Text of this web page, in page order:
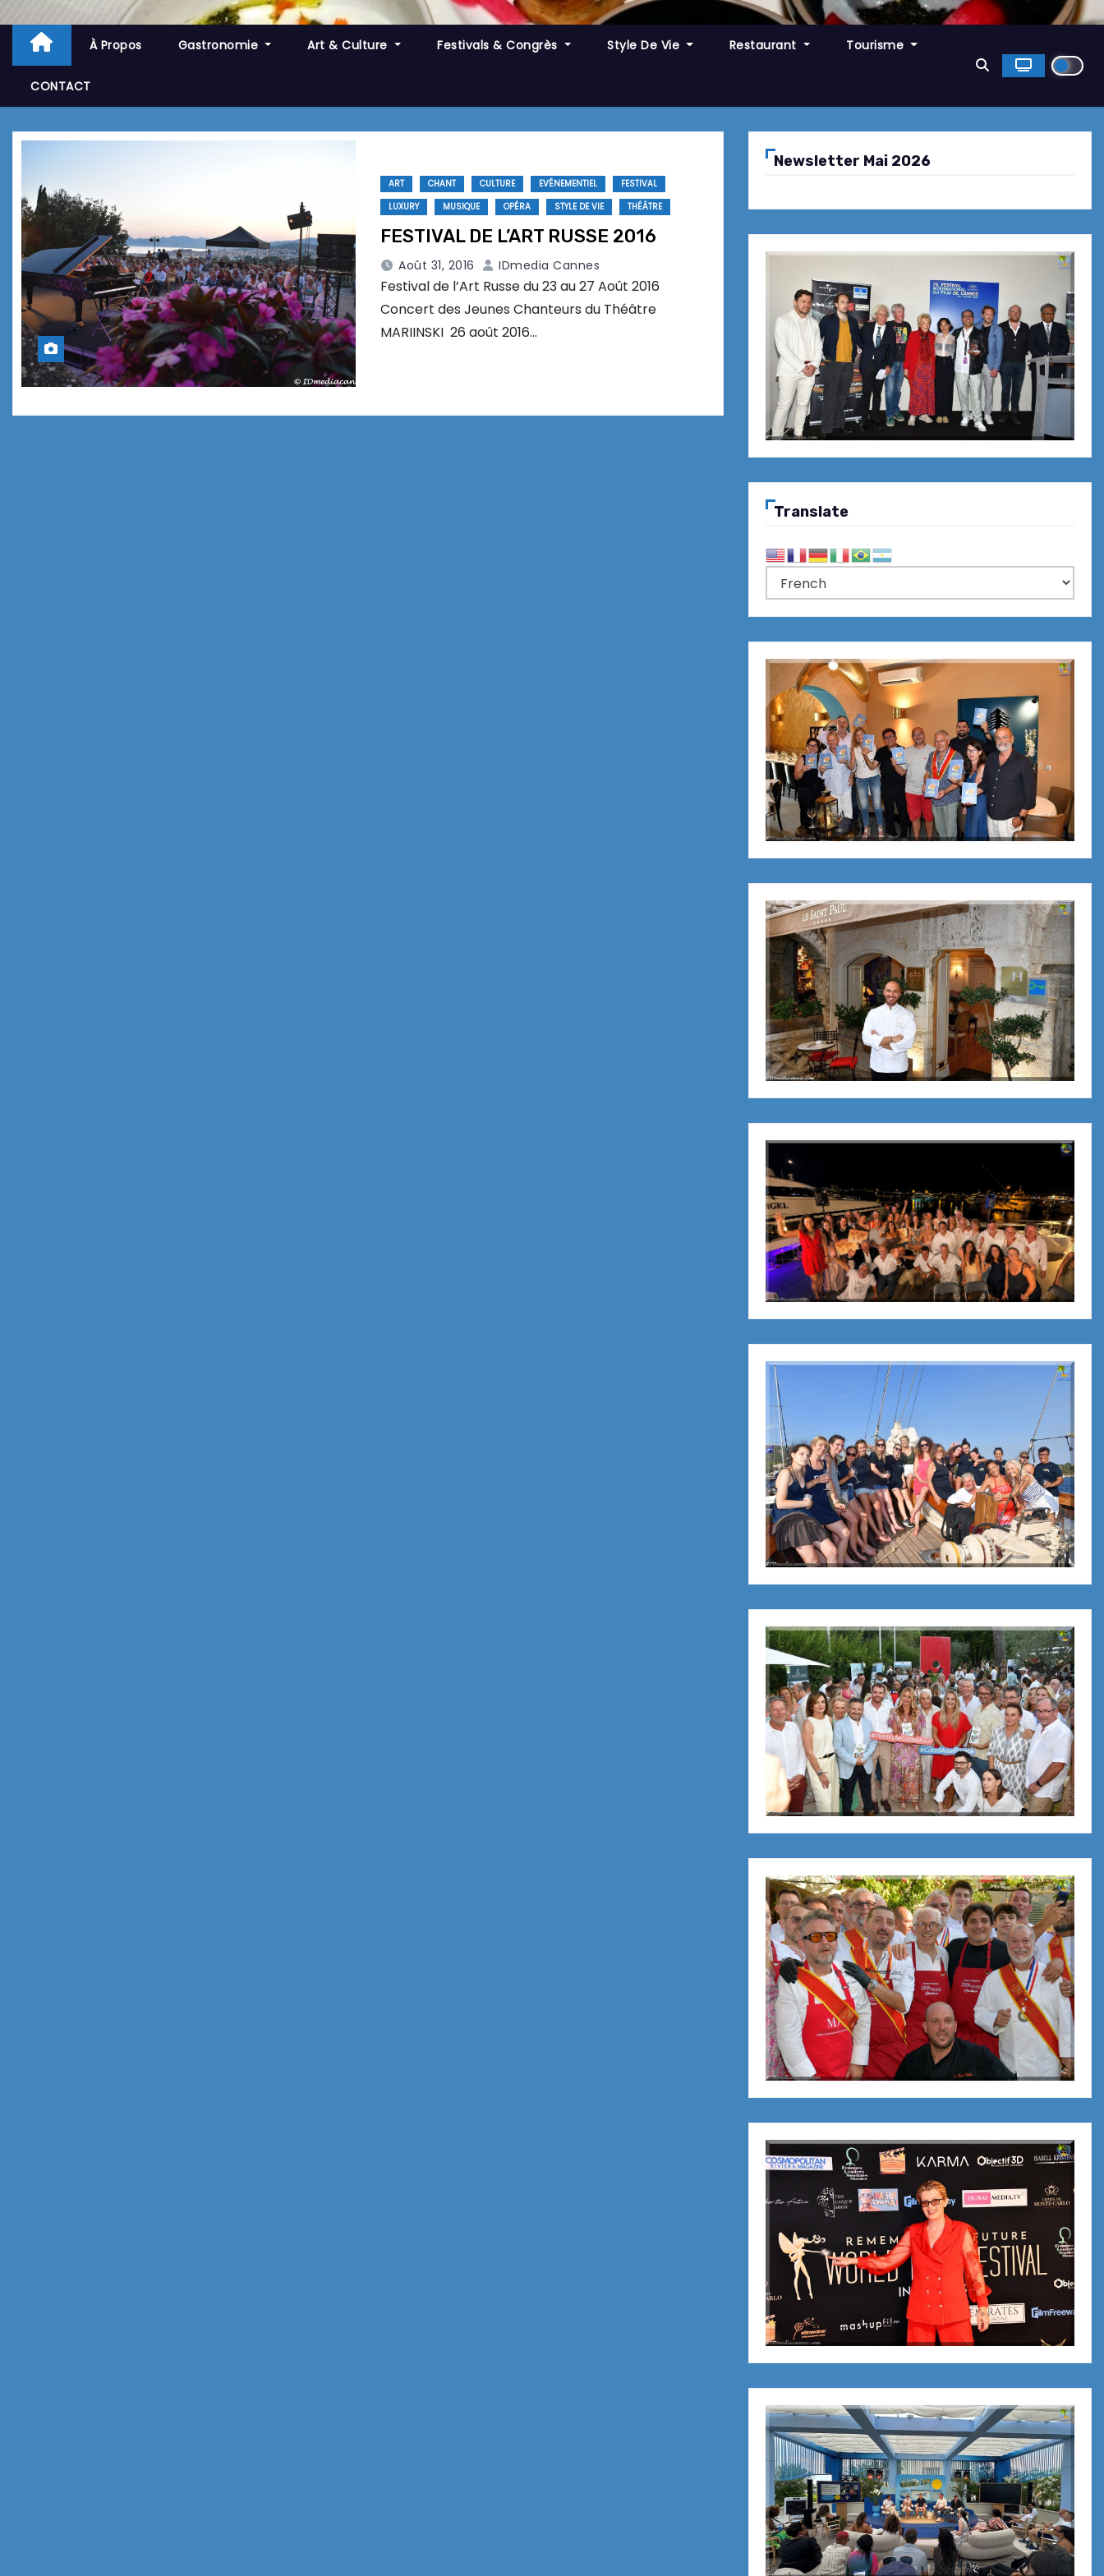
À Propos Gastronomie Art & Culture Festivals & Congrès Style De Vie Restaurant Tourisme
CONTACT
ART CHANT CULTURE EVÉNEMENTIEL
FESTIVAL
LUXURY
MUSIQUE OPÉRA STYLE DE VIE THÉÂTRE
FESTIVAL DE L’ART RUSSE 2016
Août 31, 2016 IDmedia Cannes
Festival de l’Art Russe du 23 au 27 Août 2016
Concert des Jeunes Chanteurs du Théâtre
MARIINSKI 26 août 2016…
Newsletter Mai 2026
Translate